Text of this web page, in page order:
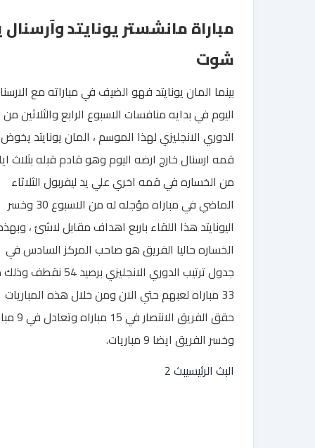
مباراة مانشستر يونايتد وآرسنال
شوت
بينما المان يونايتد فهو الضيف في مباراته مع
اليوم في بدايه منافسات الاسبوع الرابع والثلاثين
الدوري الانجليزي لهذا الموسم ، المان يونايتد يخوض
قمه ارسنال خارج ارضه اليوم وهو قادم قبله بثلاث
من الخساره في قمه اخري علي يد ليفربول الثلاثاء
الماضي في مباراه مؤجله له من الاسبوع 30 وخسر
اليونايتد هذا اللقاء باربع اهداف مقابل لاشئ ،
الخساره حاليا الفريق هو صاحب المركز السادس في
جدول ترتيب الدوري الانجليزي برصيد 54
33 مباراه لعبهم حتي الان ومن خلال هذه المباريات
حقق الفريق
وخسر الفريق ايضا 9 مباريات.
البث الرئيسيبث 2